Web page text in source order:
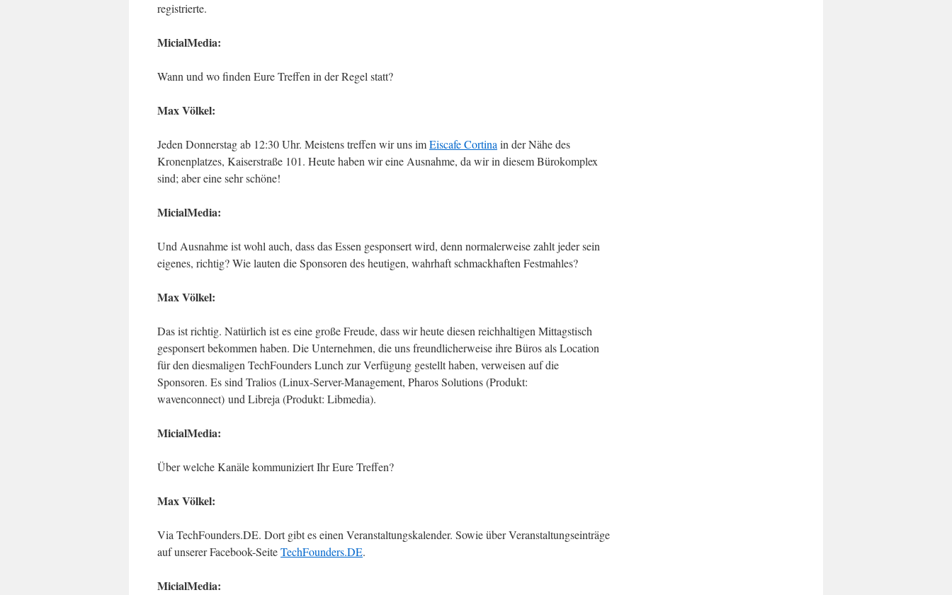
registrierte.
MicialMedia:
Wann und wo finden Eure Treffen in der Regel statt?
Max Völkel:
Jeden Donnerstag ab 12:30 Uhr. Meistens treffen wir uns imEiscafe Cortina in der Nähe des
Kronenplatzes, Kaiserstraße 101. Heute haben wir eine Ausnahme, da wir in diesem Bürokomplex
sind; aber eine sehr schöne!
MicialMedia:
Und Ausnahme ist wohl auch, dass das Essen gesponsert wird, denn normalerweise zahlt jeder sein
eigenes, richtig? Wie lauten die Sponsoren des heutigen, wahrhaft schmackhaften Festmahles?
Max Völkel:
Das ist richtig. Natürlich ist es eine große Freude, dass wir heute diesen reichhaltigen Mittagstisch
gesponsert bekommen haben. Die Unternehmen, die uns freundlicherweise ihre Büros als Location
für den diesmaligen TechFounders Lunch zur Verfügung gestellt haben, verweisen auf die
Sponsoren. Es sind Tralios (Linux-Server-Management, Pharos Solutions (Produkt:
wavenconnect) und Libreja (Produkt: Libmedia).
MicialMedia:
Über welche Kanäle kommuniziert Ihr Eure Treffen?
Max Völkel:
Via TechFounders.DE. Dort gibt es einen Veranstaltungskalender. Sowie über Veranstaltungseinträge
auf unserer Facebook-SeiteTechFounders.DE.
MicialMedia: